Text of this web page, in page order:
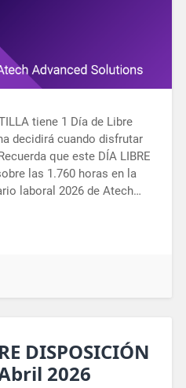
tiene 1 Día de Libre
decidirá cuando disfrutar
que este DÍA LIBRE
las 1.760 horas en la
laboral 2026 de Atech…
DISPOSICIÓN
2026